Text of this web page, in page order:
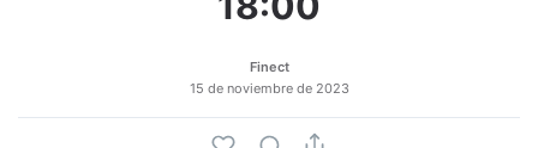
Finect
15 de noviembre de 2023